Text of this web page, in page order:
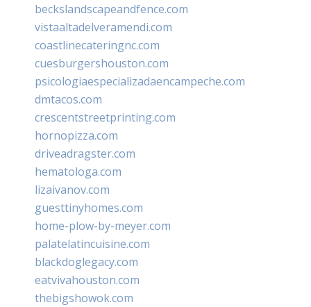
beckslandscapeandfence.com
vistaaltadelveramendi.com
coastlinecateringnc.com
cuesburgershouston.com
psicologiaespecializadaencampeche.com
dmtacos.com
crescentstreetprinting.com
hornopizza.com
driveadragster.com
hematologa.com
lizaivanov.com
guesttinyhomes.com
home-plow-by-meyer.com
palatelatincuisine.com
blackdoglegacy.com
eatvivahouston.com
thebigshowok.com